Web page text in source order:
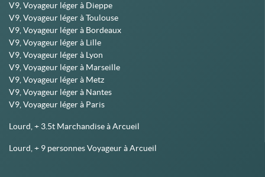
V9, Voyageur léger à Dieppe
V9, Voyageur léger à Toulouse
V9, Voyageur léger à Bordeaux
V9, Voyageur léger à Lille
V9, Voyageur léger à Lyon
V9, Voyageur léger à Marseille
V9, Voyageur léger à Metz
V9, Voyageur léger à Nantes
V9, Voyageur léger à Paris
Lourd, + 3.5t Marchandise à Arcueil
Lourd, + 9 personnes Voyageur à Arcueil